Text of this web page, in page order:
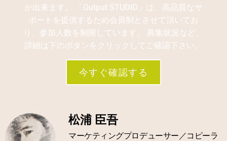
が出来ます。 「Output STUDIO」は、高品質なサ
ポートを提供するため会員制とさせて頂いてお
り、参加人数を制限しています。 募集状況など、
詳細は下のボタンをクリックしてご確認下さい。
今すぐ確認する
松浦 臣吾
マーケティングプロデューサー／コピーラ